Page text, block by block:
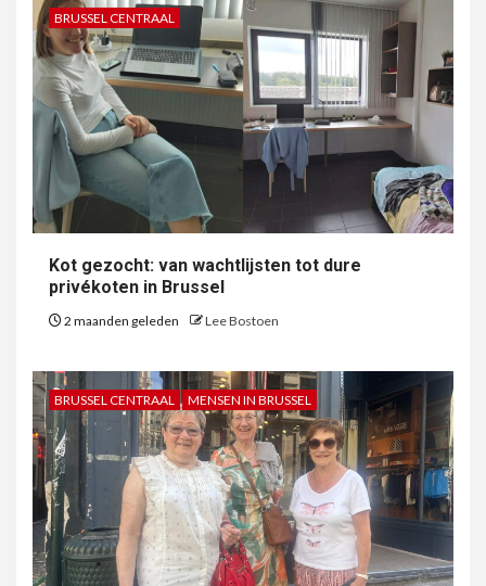
BRUSSEL CENTRAAL
Kot gezocht: van wachtlijsten tot dure
privékoten in Brussel
2 maanden geleden Lee Bostoen
BRUSSEL CENTRAAL MENSEN IN BRUSSEL